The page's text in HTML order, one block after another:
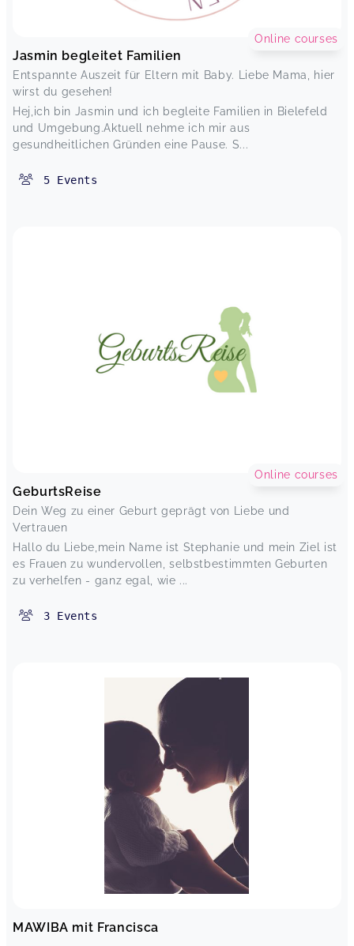
Jasmin begleitet Familien
Entspannte Auszeit für Eltern mit Baby. Liebe Mama, hier
wirst du gesehen!
Hej,ich bin Jasmin und ich begleite Familien in Bielefeld
und Umgebung.Aktuell nehme ich mir aus
gesundheitlichen Gründen eine Pause. S...
Online courses
5 Events
GeburtsReise
Dein Weg zu einer Geburt geprägt von Liebe und
Vertrauen
Hallo du Liebe,mein Name ist Stephanie und mein Ziel ist
es Frauen zu wundervollen, selbstbestimmten Geburten
zu verhelfen - ganz egal, wie ...
Online courses
3 Events
MAWIBA mit Francisca